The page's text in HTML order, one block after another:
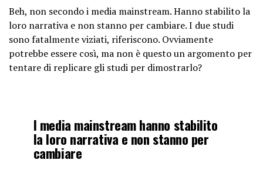
Beh, non secondo i media mainstream. Hanno stabilito la
loro narrativa e non stanno per cambiare. I due studi
sono fatalmente viziati, riferiscono. Ovviamente
potrebbe essere così, ma non è questo un argomento per
tentare di replicare gli studi per dimostrarlo?
I media mainstream hanno stabilito
la loro narrativa e non stanno per
cambiare